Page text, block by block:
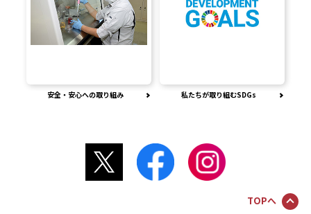
安全・安心への取り組み 私たちが取り組むSDGs
TOPへ